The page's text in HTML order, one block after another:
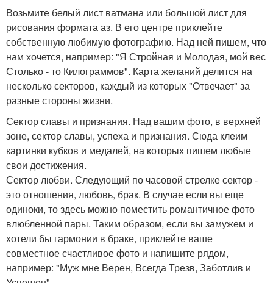
Возьмите белый лист ватмана или большой лист для
рисования формата аз. В его центре приклейте
собственную любимую фотографию. Над ней пишем, что
нам хочется, например: "Я Стройная и Молодая, мой вес
Столько - то Килограммов". Карта желаний делится на
несколько секторов, каждый из которых "Отвечает" за
разные стороны жизни.
Сектор славы и признания. Над вашим фото, в верхней
зоне, сектор славы, успеха и признания. Сюда клеим
картинки кубков и медалей, на которых пишем любые
свои достижения.
Сектор любви. Следующий по часовой стрелке сектор -
это отношения, любовь, брак. В случае если вы еще
одиноки, то здесь можно поместить романтичное фото
влюбленной пары. Таким образом, если вы замужем и
хотели бы гармонии в браке, приклейте ваше
совместное счастливое фото и напишите рядом,
например: "Муж мне Верен, Всегда Трезв, Заботлив и